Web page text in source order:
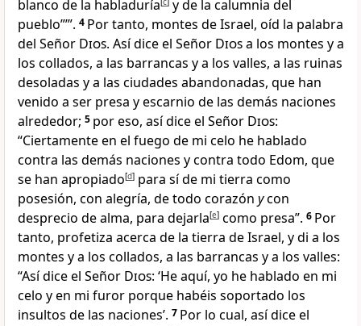
blanco de la habladuría
y de la calumnia del
pueblo”’”. 4 Por tanto, montes de Israel, oíd la palabra
del Señor Dios. Así dice el Señor Diosa los montes y a
los collados, a las barrancas y a los valles, a las ruinas
desoladas y a las ciudades abandonadas, que han
venido a ser presa y escarnio de las demás naciones
alrededor; 5 por eso, así dice el Señor Dios:
“Ciertamente en el fuego de mi celo he hablado
contra las demás naciones y contra todo Edom, que
se han apropiado[d] para sí de mi tierra como
posesión, con alegría, de todo corazón ycon
desprecio de alma, para dejarla[e] como presa”. 6 Por
tanto, profetiza acerca de la tierra de Israel, y di a los
montes y a los collados, a las barrancas y a los valles:
“Así dice el Señor Dios: ‘He aquí, yo he hablado en mi
celo y en mi furor porque habéis soportado los
insultos de las naciones’. 7 Por lo cual, así dice el